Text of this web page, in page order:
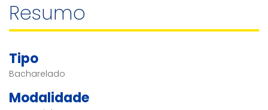
Resumo
Tipo
Bacharelado
Modalidade